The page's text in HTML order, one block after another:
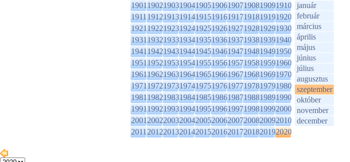
1901190219031904190519061907190819091910
1911191219131914191519161917191819191920
1921192219231924192519261927192819291930
1931193219331934193519361937193819391940
1941194219431944194519461947194819491950
1951195219531954195519561957195819591960
1961196219631964196519661967196819691970
1971197219731974197519761977197819791980
1981198219831984198519861987198819891990
1991199219931994199519961997199819992000
2001200220032004200520062007200820092010
2011201220132014201520162017201820192020
január
február
március
április
május
június
július
augusztus
szeptember
október
november
december